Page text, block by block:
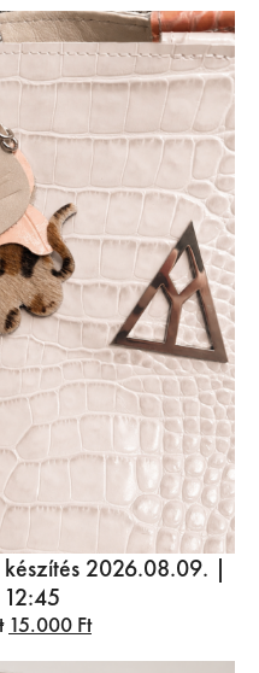
készítés 2026.08.09. |
15.000 Ft